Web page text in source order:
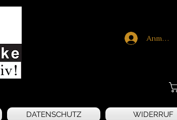
Anmelden
DATENSCHUTZ WIDERRUF